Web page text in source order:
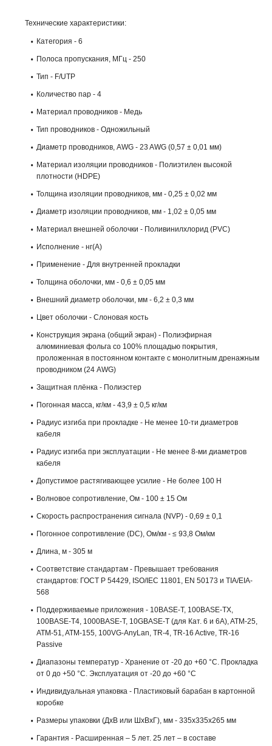
Технические характеристики:
Категория - 6
Полоса пропускания, МГц - 250
Тип - F/UTP
Количество пар - 4
Материал проводников - Медь
Тип проводников - Одножильный
Диаметр проводников, AWG - 23 AWG (0,57 ± 0,01 мм)
Материал изоляции проводников - Полиэтилен высокой
плотности (HDPE)
Толщина изоляции проводников, мм - 0,25 ± 0,02 мм
Диаметр изоляции проводников, мм - 1,02 ± 0,05 мм
Материал внешней оболочки - Поливинилхлорид (PVC)
Исполнение - нг(A)
Применение - Для внутренней прокладки
Толщина оболочки, мм - 0,6 ± 0,05 мм
Внешний диаметр оболочки, мм - 6,2 ± 0,3 мм
Цвет оболочки - Слоновая кость
Конструкция экрана (общий экран) - Полиэфирная
алюминиевая фольга со 100% площадью покрытия,
проложенная в постоянном контакте с монолитным дренажным
проводником (24 AWG)
Защитная плёнка - Полиэстер
Погонная масса, кг/км - 43,9 ± 0,5 кг/км
Радиус изгиба при прокладке - Не менее 10-ти диаметров
кабеля
Радиус изгиба при эксплуатации - Не менее 8-ми диаметров
кабеля
Допустимое растягивающее усилие - Не более 100 H
Волновое сопротивление, Ом - 100 ± 15 Ом
Скорость распространения сигнала (NVP) - 0,69 ± 0,1
Погонное сопротивление (DC), Ом/км - ≤ 93,8 Ом/км
Длина, м - 305 м
Соответствие стандартам - Превышает требования
стандартов: ГОСТ Р 54429, ISO/IEC 11801, EN 50173 и TIA/EIA-
568
Поддерживаемые приложения - 10BASE-T, 100BASE-TX,
100BASE-T4, 1000BASE-T, 10GBASE-T (для Кат. 6 и 6А), ATM-25,
ATM-51, ATM-155, 100VG-AnyLan, TR-4, TR-16 Active, TR-16
Passive
Диапазоны температур - Хранение от -20 до +60 °C. Прокладка
от 0 до +50 °C. Эксплуатация от -20 до +60 °C
Индивидуальная упаковка - Пластиковый барабан в картонной
коробке
Размеры упаковки (ДхВ или ШхВхГ), мм - 335х335x265 мм
Гарантия - Расширенная – 5 лет. 25 лет – в составе